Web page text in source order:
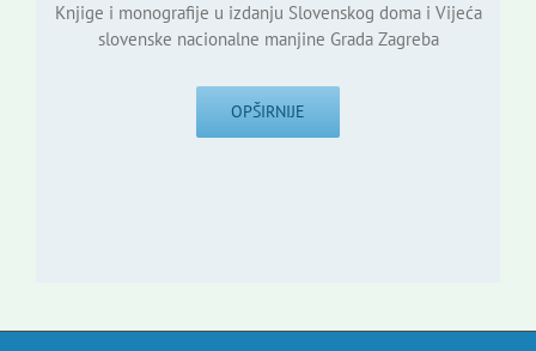
Knjige i monografije u izdanju Slovenskog doma i Vijeća
slovenske nacionalne manjine Grada Zagreba
OPŠIRNIJE